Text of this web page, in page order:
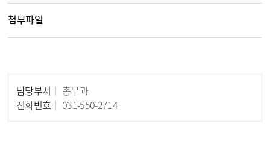
첨부파일
담당부서
총무과
전화번호
031-550-2714